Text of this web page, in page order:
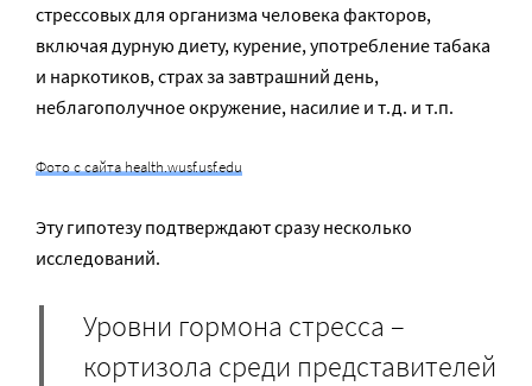
стрессовых для организма человека факторов,
включая дурную диету, курение, употребление табака
и наркотиков, страх за завтрашний день,
неблагополучное окружение, насилие и т.д. и т.п.
Фото с сайта health.wusf.usf.edu
Эту гипотезу подтверждают сразу несколько
исследований.
Уровни гормона стресса –
кортизола среди представителей